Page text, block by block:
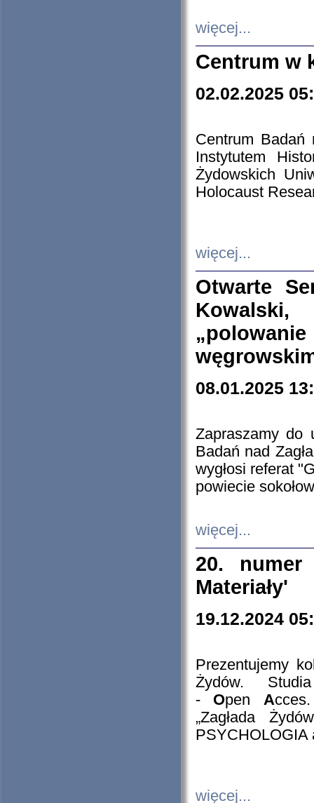
więcej...
Centrum w
02.02.2025
Centrum Badań
Instytutem
Żydowskich
Holocaust
więcej...
Otwarte
08.01.2025
Zapraszamy do
Badań nad
wygłosi referat
powiecie
więcej...
20. numer
Materiały'
19.12.2024
Prezentujemy
Żydów.
- Open A
„Zagłada
PSYCHOLOGIA
więcej...